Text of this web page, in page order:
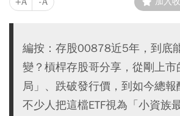
編按：存股00878近5年，到底
變？槓桿存股哥分享，從剛上市
局」、跌破發行價，到如今總報
不少人把這檔ETF視為「小資族